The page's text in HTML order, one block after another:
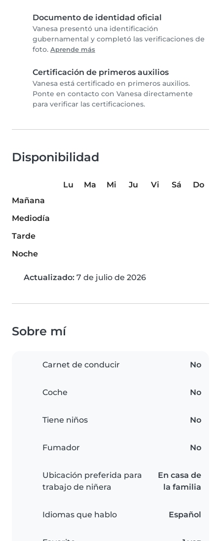
Documento de identidad oficial
Vanesa presentó una identificación
gubernamental y completó las verificaciones de
foto. Aprende más
Certificación de primeros auxilios
Vanesa está certificado en primeros auxilios.
Ponte en contacto con Vanesa directamente
para verificar las certificaciones.
Disponibilidad
Lu Ma Mi Ju Vi Sá
Do
Mañana
Mediodía
Tarde
Noche
Actualizado: 7 de julio de 2026
Sobre mí
Carnet de conducir No
Coche No
Tiene niños No
Fumador No
Ubicación preferida para
trabajo de niñera
En casa de
la familia
Idiomas que hablo Español